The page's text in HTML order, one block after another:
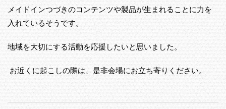
メイドインつづきのコンテンツや製品が生まれることに力を
入れているそうです。
地域を大切にする活動を応援したいと思いました。
お近くに起こしの際は、是非会場にお立ち寄りください。